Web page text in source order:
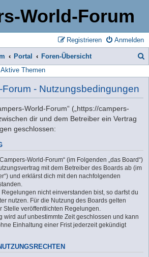
World-Forum
Anmelden
Registrieren
Portal Foren-Übersicht
Aktive Themen
- Nutzungsbedingungen
World-Forum“ („https://campers-
dir und dem Betreiber ein Vertrag
geschlossen:
World-Forum“ (im Folgenden „das Board“)
mit dem Betreiber des Boards ab (im
und erklärst dich mit den nachfolgenden
nicht einverstanden bist, so darfst du
nutzen. Für die Nutzung des Boards gelten
Stelle veröffentlichten Regelungen.
wird auf unbestimmte Zeit geschlossen und kann
Einhaltung einer Frist jederzeit gekündigt